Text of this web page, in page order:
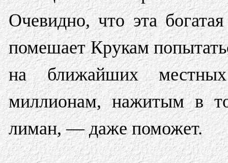
Очевидно, что эта
помешает Крукам
на ближайших
миллионам, нажитым в
лиман, — даже поможет.